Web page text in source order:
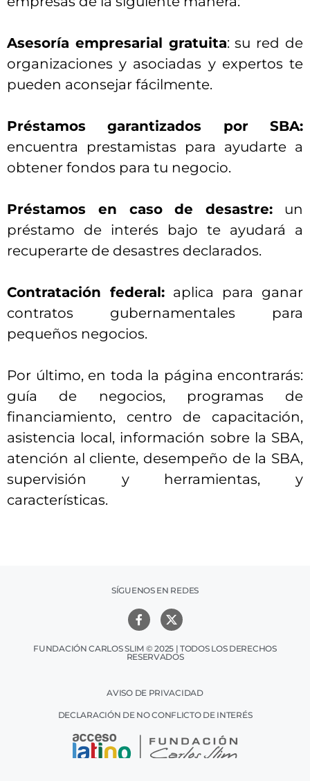
Asesoría empresarial gratuita: su red de
organizaciones y asociadas y expertos te
pueden aconsejar fácilmente.
Préstamos garantizados por SBA:
encuentra prestamistas para ayudarte a
obtener fondos para tu negocio.
Préstamos en caso de desastre: un
préstamo de interés bajo te ayudará a
recuperarte de desastres declarados.
Contratación federal: aplica para ganar
contratos gubernamentales para
pequeños negocios.
Por último, en toda la página encontrarás:
guía de negocios, programas de
financiamiento, centro de capacitación,
asistencia local, información sobre la SBA,
atención al cliente, desempeño de la SBA,
supervisión y herramientas, y
características.
SÍGUENOS EN REDES
FUNDACIÓN CARLOS SLIM © 2025 | TODOS LOS DERECHOS
RESERVADOS
AVISO DE PRIVACIDAD
DECLARACIÓN DE NO CONFLICTO DE INTERÉS